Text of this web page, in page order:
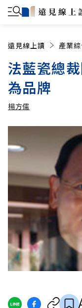
遠見線上讀 產業
法藍瓷總
為品牌
楊方儒